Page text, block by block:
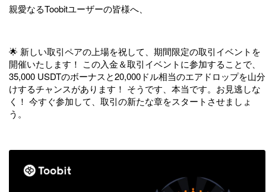
親愛なるToobitユーザーの皆様へ、
🌟 新しい取引ペアの上場を祝して、期間限定の取引イベントを
開催いたします！ この入金＆取引イベントに参加することで、
35,000 USDTのボーナスと20,000ドル相当のエアドロップを山分
けするチャンスがあります！ そうです、本当です。お見逃しな
く！ 今すぐ参加して、取引の新たな章をスタートさせましょ
う。